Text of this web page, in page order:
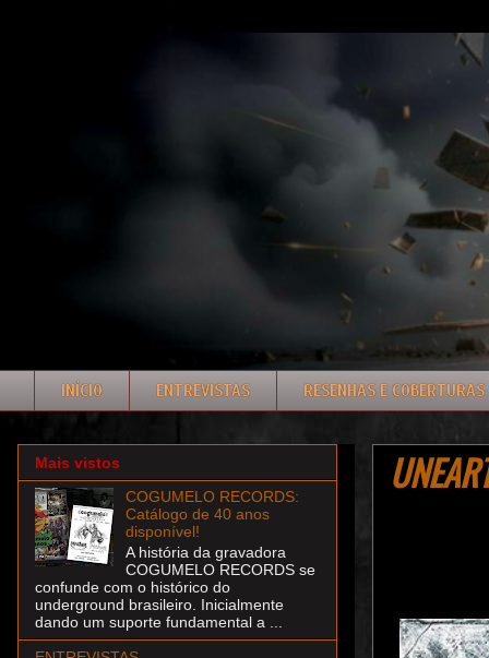
INÍCIO ENTREVISTAS RESENHAS E COBERTURAS
Mais vistos
COGUMELO RECORDS:
Catálogo de 40 anos
disponível!
A história da gravadora
COGUMELO RECORDS se
confunde com o histórico do
underground brasileiro. Inicialmente
dando um suporte fundamental a ...